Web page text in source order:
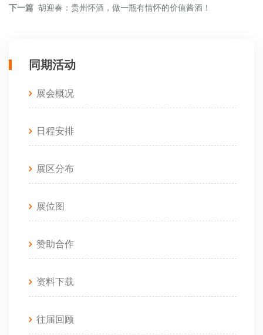
下一篇 胡迎春：贵州怀酒，做一瓶有情怀的价值酱酒！
同期活动
展会概况
日程安排
展区分布
展位图
赞助合作
资料下载
往届回顾